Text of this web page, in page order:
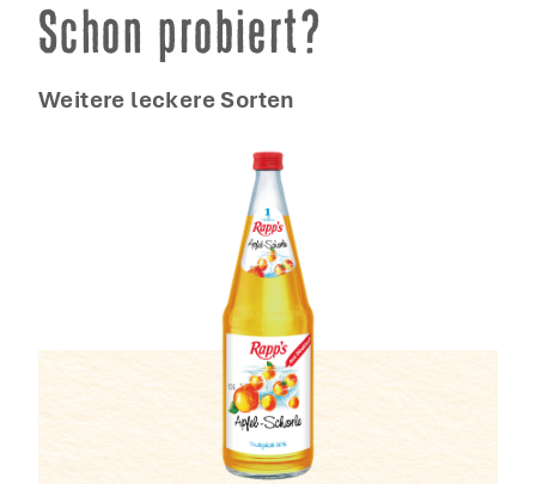
Schon probiert?
Weitere leckere Sorten